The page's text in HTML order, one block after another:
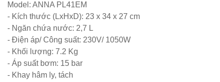
275
Bộ bàn ghế
cafe ngoài
trời ban
công sân
Model: ANNA PL41EM
- Kích thước (LxHxD): 23 x 34 x 27 cm
- Ngăn chứa nước: 2,7 L
- Điện áp/ Công suất: 230V/ 1050W
- Khối lượng: 7.2 Kg
- Áp suất bơm: 15 bar
- Khay hâm ly, tách